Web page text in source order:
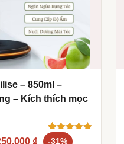
– 850ml –
– Kích thích mọc
5.00trên 5
11
₫Current
-31%